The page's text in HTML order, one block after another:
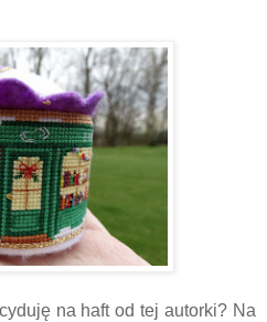
na haft od tej autorki? Na